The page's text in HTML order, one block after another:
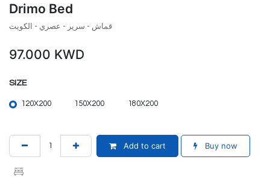
Drimo Bed
قماش - سرير - عصري - الكويت
97.000 KWD
SIZE
120X200 150X200 180X200
Add to cart Buy now